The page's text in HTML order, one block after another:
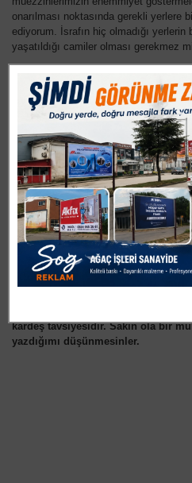
onarılması noktasında gerekli yerlere
ediyorum. İsrafın hiç olmadığı yerlerin
yaşatıldığı camiler olması gerekmez
Bir başka konu, yerel yönetimlerin
yaptığı çiçeklendirmeler ve kaldırım
belediye tarafından şehrin muhtelif
gerçekleştirilmekte, bu çiçekler 3-5
milyonlar çöpe gitmektedir. Belediye
yeşillendirme çalışmalarına ağırlık
daha faydalı olacağı düşüncesindeyim.
Yine belediyemiz, her yıl farklılık
yaptığı kaldırım taşlarını söküp
yapmakta, bu da milletin parasının
olmasına neden olmaktadır.Bu
da sorumlu müdürlerimiz çok daha
Zira hiç kimse evindeki tuvaletin
değiştirmiyor.
kardeş tavsiyesidir. Sakın ola bir
yazdığımı düşünmesinler.